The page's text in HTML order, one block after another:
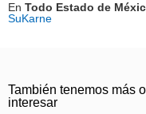
En Todo Estado de
SuKarne
También tenemos más
interesar